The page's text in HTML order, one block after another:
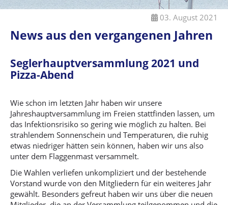
News aus den vergangenen Jahren
Seglerhauptversammlung 2021 und
Pizza-Abend
03. August 2021
Wie schon im letzten Jahr haben wir unsere
Jahreshauptversammlung im Freien stattfinden lassen, um
das Infektionsrisiko so gering wie möglich zu halten. Bei
strahlendem Sonnenschein und Temperaturen, die ruhig
etwas niedriger hätten sein können, haben wir uns also
unter dem Flaggenmast versammelt.
Die Wahlen verliefen unkompliziert und der bestehende
Vorstand wurde von den Mitgliedern für ein weiteres Jahr
gewählt. Besonders gefreut haben wir uns über die neuen